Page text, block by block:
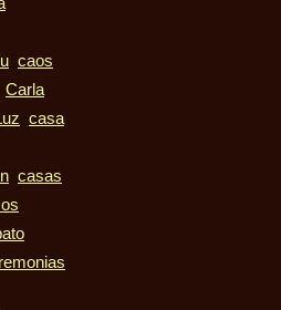
caos
Carla
casa
casas